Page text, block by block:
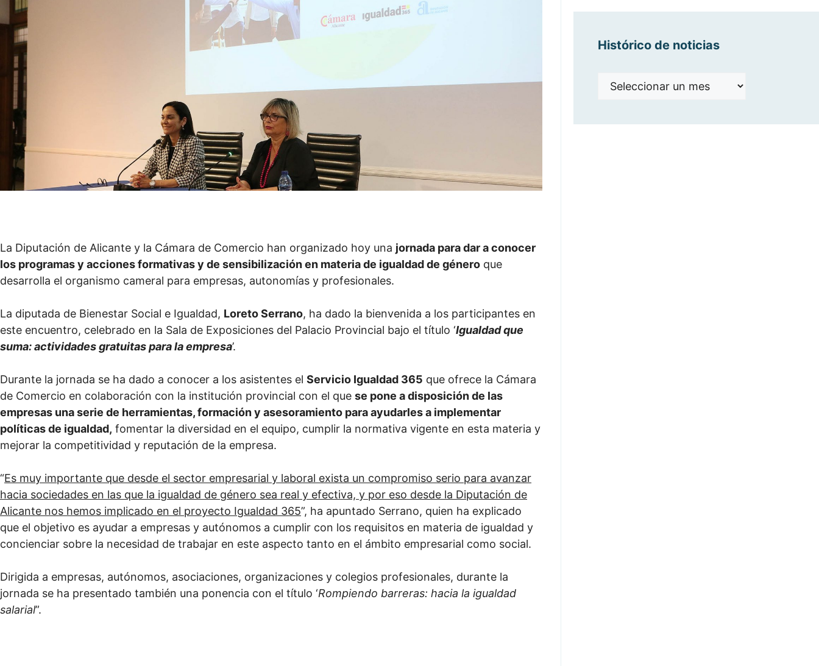
La Diputación de Alicante y la Cámara de Comercio han organizado hoy una jornada para dar a conocer
los programas y acciones formativas y de sensibilización en materia de igualdad de género que
desarrolla el organismo cameral para empresas, autonomías y profesionales.
La diputada de Bienestar Social e Igualdad, Loreto Serrano, ha dado la bienvenida a los participantes en
este encuentro, celebrado en la Sala de Exposiciones del Palacio Provincial bajo el título ‘Igualdad que
suma: actividades gratuitas para la empresa’.
Durante la jornada se ha dado a conocer a los asistentes el Servicio Igualdad 365 que ofrece la Cámara
de Comercio en colaboración con la institución provincial con el que se pone a disposición de las
empresas una serie de herramientas, formación y asesoramiento para ayudarles a implementar
políticas de igualdad, fomentar la diversidad en el equipo, cumplir la normativa vigente en esta materia y
mejorar la competitividad y reputación de la empresa.
“Es muy importante que desde el sector empresarial y laboral exista un compromiso serio para avanzar
hacia sociedades en las que la igualdad de género sea real y efectiva, y por eso desde la Diputación de
Alicante nos hemos implicado en el proyecto Igualdad 365”, ha apuntado Serrano, quien ha explicado
que el objetivo es ayudar a empresas y autónomos a cumplir con los requisitos en materia de igualdad y
concienciar sobre la necesidad de trabajar en este aspecto tanto en el ámbito empresarial como social.
Dirigida a empresas, autónomos, asociaciones, organizaciones y colegios profesionales, durante la
jornada se ha presentado también una ponencia con el título ‘Rompiendo barreras: hacia la igualdad
salarial”.
Histórico de noticias
Histórico